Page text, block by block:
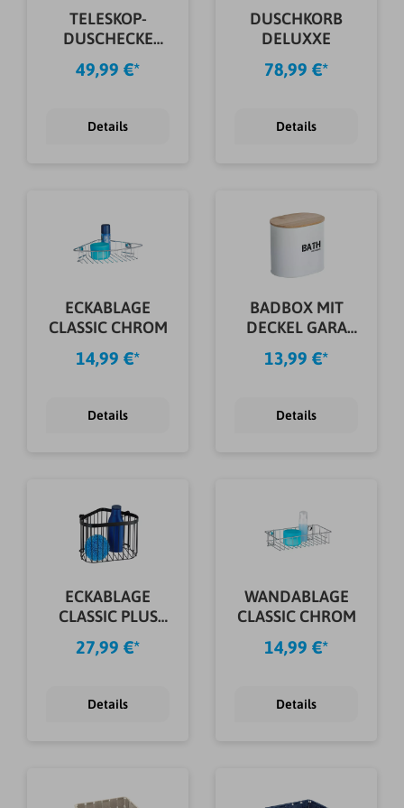
TELESKOP-
DUSCHECKE
PREMIUM 135-
260CM
49,99 €*
Details
DUSCHKORB
DELUXXE
78,99 €*
Details
ECKABLAGE
CLASSIC CHROM
14,99 €*
Details
BADBOX MIT
DECKEL GARA
WEIß
13,99 €*
Details
ECKABLAGE
CLASSIC PLUS
SCHWARZ
27,99 €*
Details
WANDABLAGE
CLASSIC CHROM
14,99 €*
Details